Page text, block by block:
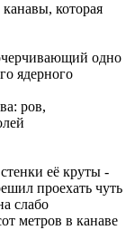
которая
ров,
её круты -
проехать чуть
слабо
метров в канаве